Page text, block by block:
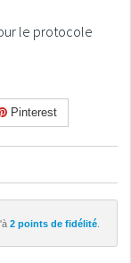
le protocole
Pinterest
2 points de fidélité